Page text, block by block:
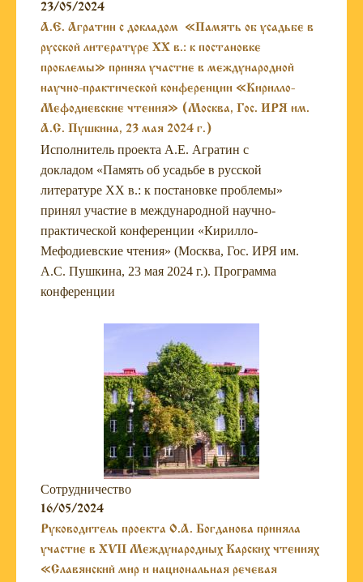
23/05/2024
А.Е. Агратин с докладом «Память об усадьбе в
русской литературе XX в.: к постановке
проблемы» принял участие в международной
научно-практической конференции «Кирилло-
Мефодиевские чтения» (Москва, Гос. ИРЯ им.
А.С. Пушкина, 23 мая 2024 г.)
Исполнитель проекта А.Е. Агратин с
докладом «Память об усадьбе в русской
литературе XX в.: к постановке проблемы»
принял участие в международной научно-
практической конференции «Кирилло-
Мефодиевские чтения» (Москва, Гос. ИРЯ им.
А.С. Пушкина, 23 мая 2024 г.). Программа
конференции
Сотрудничество
16/05/2024
Руководитель проекта О.А. Богданова приняла
участие в XVII Международных Карских чтениях
«Славянский мир и национальная речевая